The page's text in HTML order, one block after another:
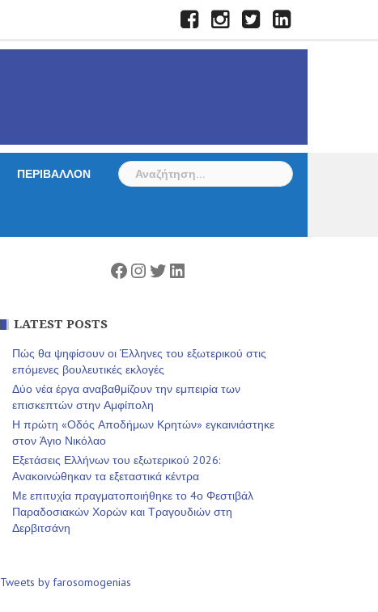
FacebookInstagramTwitterLinkedIn
ΠΕΡΙΒΑΛΛΟΝ
Αναζήτηση
για:
Facebook
Instagram
Twitter
Linkedin
LATEST POSTS
Πώς θα ψηφίσουν οι Έλληνες του εξωτερικού στις
επόμενες βουλευτικές εκλογές
Δύο νέα έργα αναβαθμίζουν την εμπειρία των
επισκεπτών στην Αμφίπολη
Η πρώτη «Οδός Αποδήμων Κρητών» εγκαινιάστηκε
στον Άγιο Νικόλαο
Εξετάσεις Ελλήνων του εξωτερικού 2026:
Ανακοινώθηκαν τα εξεταστικά κέντρα
Με επιτυχία πραγματοποιήθηκε το 4ο Φεστιβάλ
Παραδοσιακών Χορών και Τραγουδιών στη
Δερβιτσάνη
Tweets by farosomogenias